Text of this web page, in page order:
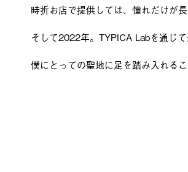
時折お店で提供しては、憧れだけが
そして2022年。TYPICA Labを通じ
僕にとっての聖地に足を踏み入れる